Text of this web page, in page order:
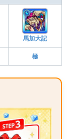
馬加大記
極